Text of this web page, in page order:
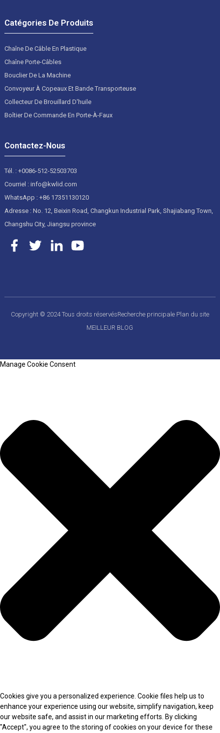
Catégories De Produits
Chaîne De Câble En Plastique
Chaîne Porte-Câbles
Bouclier De La Machine
Convoyeur À Copeaux Et Bande Transporteuse
Collecteur De Brouillard D'huile
Boîtier De Commande En Porte-À-Faux
Contactez-Nous
Tél. : +0086-512-52503703
Courriel : info@kwlid.com
WhatsApp : +86 17351130120
Adresse : No. 12, Beixin Road, Changkun Industrial Park, Shajiabang Town,
Changshu City, Jiangsu province
Copyright © 2024 Tous droits réservésRecherche principale Plan du site
MEILLEUR BLOG
Manage Cookie Consent
Cookies give you a personalized experience. Cookie files help us to
enhance your experience using our website, simplify navigation, keep
our website safe, and assist in our marketing efforts. By clicking
"Accept", you agree to the storing of cookies on your device for these